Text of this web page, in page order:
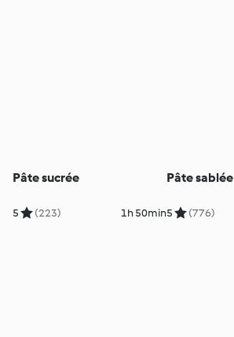
Pâte sucrée
5 (223) 1h 50min
Pâte sablée
5 (776)